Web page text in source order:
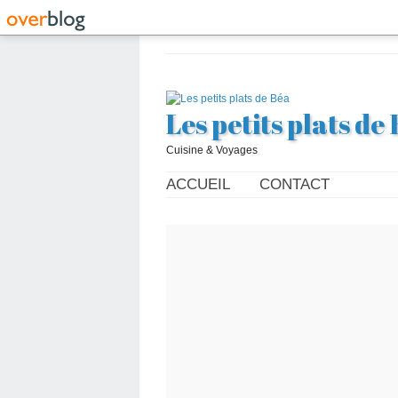
Les petits plats de
Cuisine & Voyages
ACCUEIL CONTACT